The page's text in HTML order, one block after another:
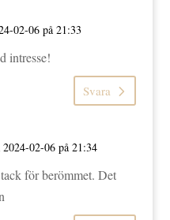
02-06 på 21:33
intresse!
Svara
2024-02-06 på 21:34
för berömmet. Det